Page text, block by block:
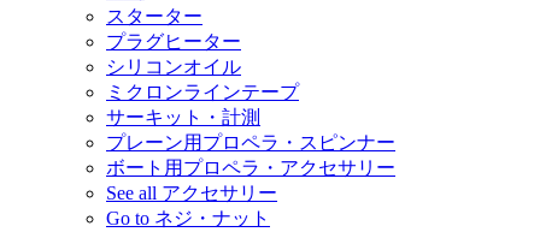
スターター
プラグヒーター
シリコンオイル
ミクロンラインテープ
サーキット・計測
プレーン用プロペラ・スピンナー
ボート用プロペラ・アクセサリー
See all アクセサリー
Go to ネジ・ナット